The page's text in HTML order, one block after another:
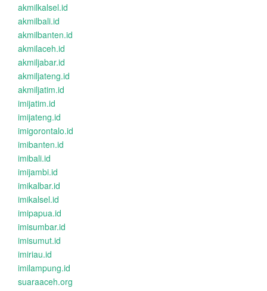
akmilkalsel.id
akmilbali.id
akmilbanten.id
akmilaceh.id
akmiljabar.id
akmiljateng.id
akmiljatim.id
imijatim.id
imijateng.id
imigorontalo.id
imibanten.id
imibali.id
imijambi.id
imikalbar.id
imikalsel.id
imipapua.id
imisumbar.id
imisumut.id
imiriau.id
imilampung.id
suaraaceh.org